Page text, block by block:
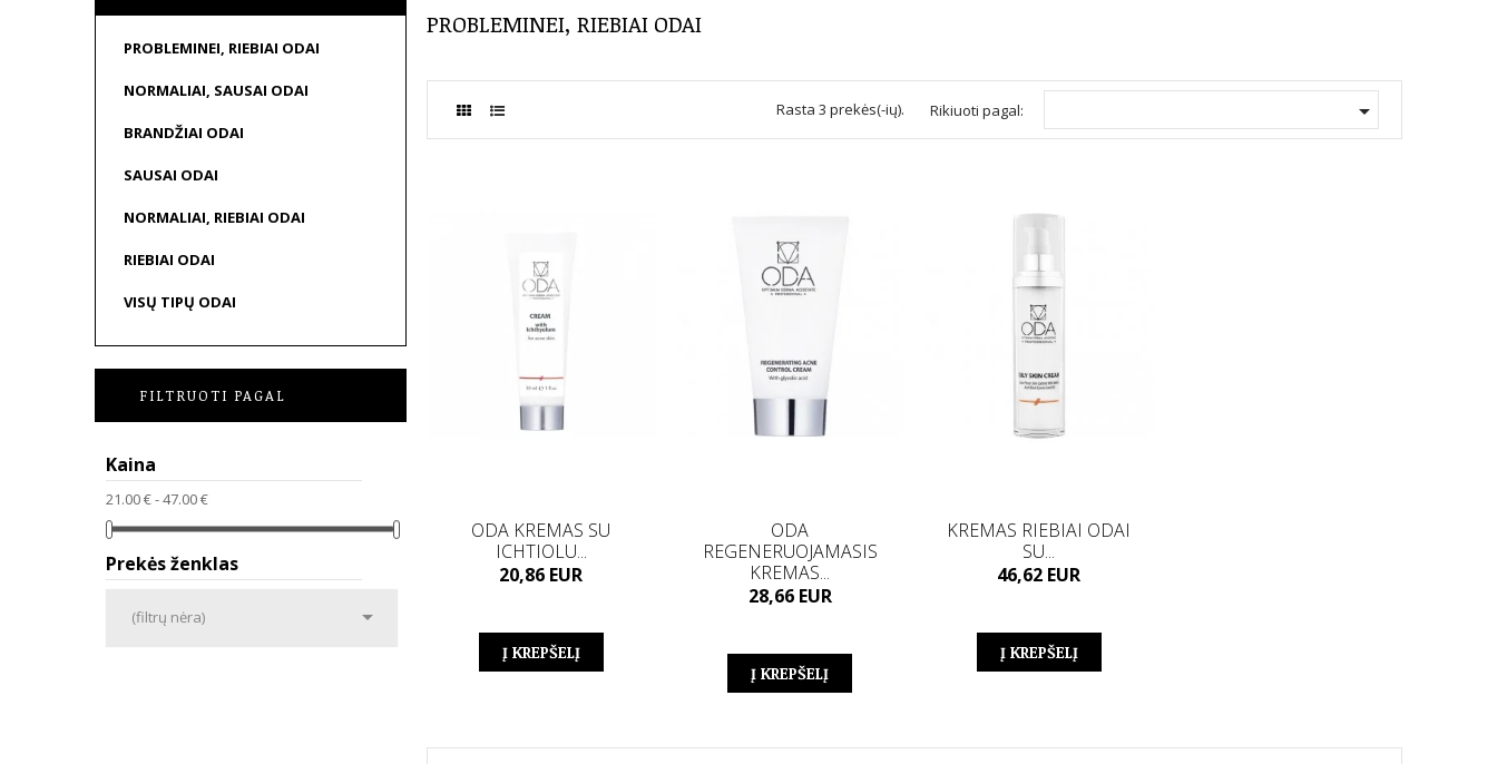
PROBLEMINEI, RIEBIAI ODAI
NORMALIAI, SAUSAI ODAI
BRANDŽIAI ODAI
SAUSAI ODAI
NORMALIAI, RIEBIAI ODAI
RIEBIAI ODAI
VISŲ TIPŲ ODAI
FILTRUOTI PAGAL
Kaina
21.00 € - 47.00 €
Prekės ženklas
(filtrų nėra) 
PROBLEMINEI, RIEBIAI ODAI
Rasta 3 prekės(-ių). Rikiuoti pagal: 
ODA KREMAS SU
ICHTIOLU...
Kaina
20,86 EUR
Į KREPŠELĮ
ODA
REGENERUOJAMASIS
KREMAS...
Kaina
28,66 EUR
Į KREPŠELĮ
KREMAS RIEBIAI ODAI
SU...
Kaina
46,62 EUR
Į KREPŠELĮ